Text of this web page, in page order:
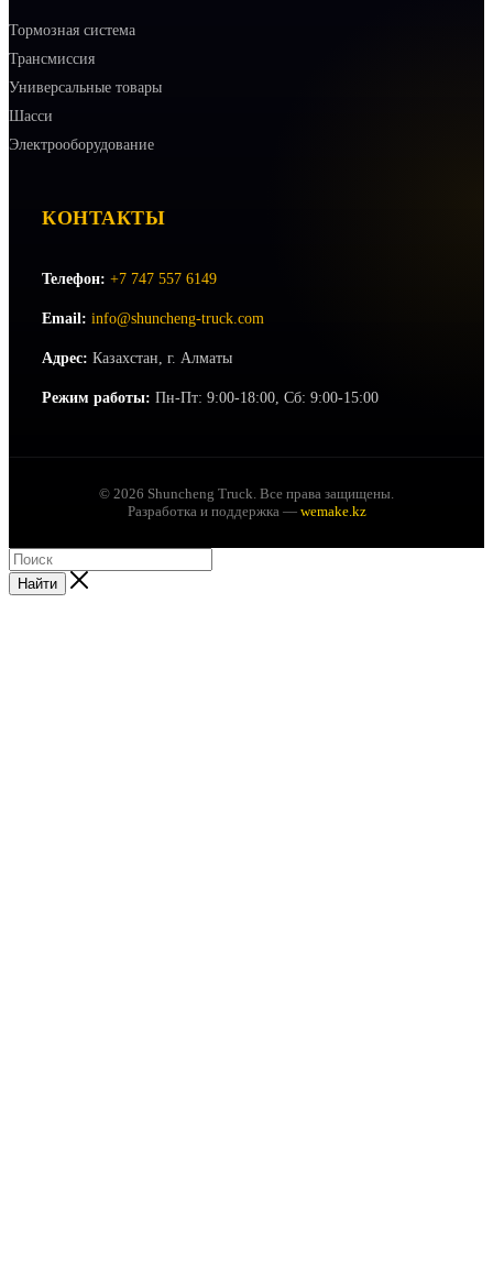
Тормозная система
Трансмиссия
Универсальные товары
Шасси
Электрооборудование
КОНТАКТЫ
Телефон: +7 747 557 6149
Email: info@shuncheng-truck.com
Адрес: Казахстан, г. Алматы
Режим работы: Пн-Пт: 9:00-18:00, Сб: 9:00-15:00
© 2026 Shuncheng Truck. Все права защищены.
Разработка и поддержка — wemake.kz
Найти